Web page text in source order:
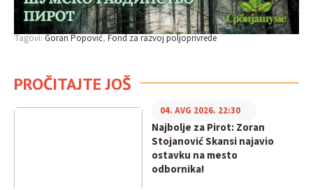
Tagovi:Goran Popović Fond za razvoj poljoprivrede
PROČITAJTE JOŠ
Najbolje za Pirot: Zoran
Stojanović Skansi najavio
ostavku na mesto
odbornika!
04. AVG 2026. 22:30